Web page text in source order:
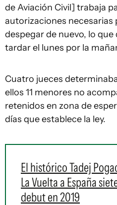
de Aviación Civil] trabaja
autorizaciones necesarias
despegar de nuevo, lo
tardar el lunes por la
Cuatro jueces
ellos 11 menores no
retenidos en zona de
días que establece la ley.
El histórico Tadej
La Vuelta a España
debut en 2019